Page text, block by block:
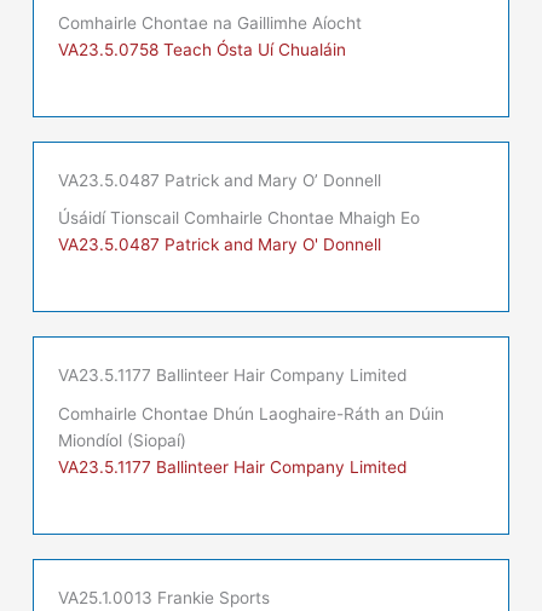
Comhairle Chontae na Gaillimhe Aíocht
VA23.5.0758 Teach Ósta Uí Chualáin
VA23.5.0487 Patrick and Mary O’ Donnell
Úsáidí Tionscail Comhairle Chontae Mhaigh Eo
VA23.5.0487 Patrick and Mary O' Donnell
VA23.5.1177 Ballinteer Hair Company Limited
Comhairle Chontae Dhún Laoghaire-Ráth an Dúin
Miondíol (Siopaí)
VA23.5.1177 Ballinteer Hair Company Limited
VA25.1.0013 Frankie Sports